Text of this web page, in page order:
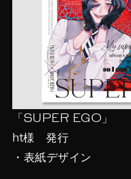
「SUPER EGO」
ht様 発行
・表紙デザイン